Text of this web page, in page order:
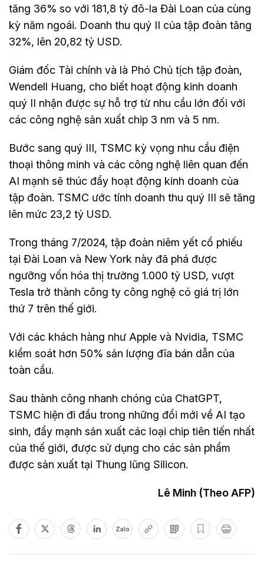
tăng 36% so với 181,8 tỷ đô-la Đài Loan của cùng
kỳ năm ngoái. Doanh thu quý II của tập đoàn tăng
32%, lên 20,82 tỷ USD.
Giám đốc Tài chính và là Phó Chủ tịch tập đoàn,
Wendell Huang, cho biết hoạt động kinh doanh
quý II nhận được sự hỗ trợ từ nhu cầu lớn đối với
các công nghệ sản xuất chip 3 nm và 5 nm.
Bước sang quý III, TSMC kỳ vọng nhu cầu điện
thoại thông minh và các công nghệ liên quan đến
AI mạnh sẽ thúc đẩy hoạt động kinh doanh của
tập đoàn. TSMC ước tính doanh thu quý III sẽ tăng
lên mức 23,2 tỷ USD.
Trong tháng 7/2024, tập đoàn niêm yết cổ phiếu
tại Đài Loan và New York này đã phá được
ngưỡng vốn hóa thị trường 1.000 tỷ USD, vượt
Tesla trở thành công ty công nghệ có giá trị lớn
thứ 7 trên thế giới.
Với các khách hàng như Apple và Nvidia, TSMC
kiểm soát hơn 50% sản lượng đĩa bán dẫn của
toàn cầu.
Sau thành công nhanh chóng của ChatGPT,
TSMC hiện đi đầu trong những đổi mới về AI tạo
sinh, đẩy mạnh sản xuất các loại chip tiên tiến nhất
của thế giới, được sử dụng cho các sản phẩm
được sản xuất tại Thung lũng Silicon.
Lê Minh (Theo AFP)
Zalo